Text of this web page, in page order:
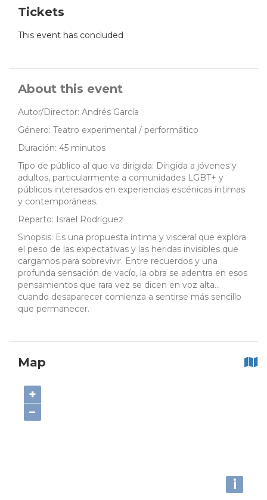
Tickets
This event has concluded
About this event
Autor/Director: Andrés García
Género: Teatro experimental / performático
Duración: 45 minutos
Tipo de público al que va dirigida: Dirigida a jóvenes y
adultos, particularmente a comunidades LGBT+ y
públicos interesados en experiencias escénicas íntimas
y contemporáneas.
Reparto: Israel Rodríguez
Sinopsis: Es una propuesta íntima y visceral que explora
el peso de las expectativas y las heridas invisibles que
cargamos para sobrevivir. Entre recuerdos y una
profunda sensación de vacío, la obra se adentra en esos
pensamientos que rara vez se dicen en voz alta…
cuando desaparecer comienza a sentirse más sencillo
que permanecer.
Map
+
−
i